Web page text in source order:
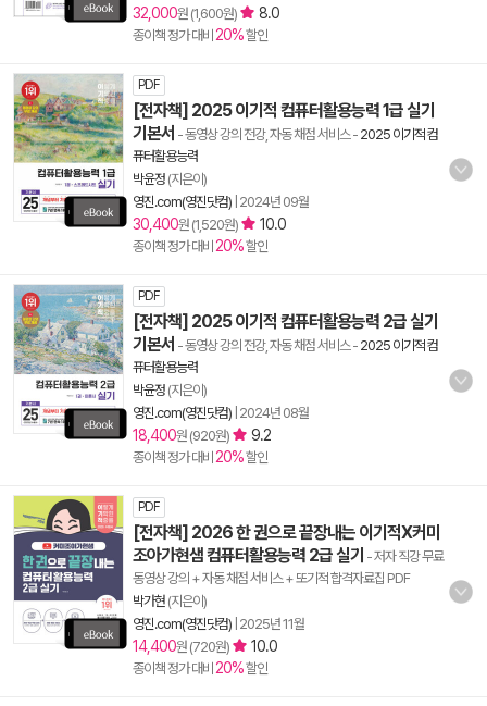
32,000원 (1,600원) 8.0
종이책 정가 대비 20%할인
PDF
[전자책] 2025 이기적 컴퓨터활용능력 1급 실기
기본서 - 동영상 강의 전강, 자동 채점 서비스- 2025 이기적 컴
퓨터활용능력
박윤정 (지은이)
영진.com(영진닷컴) 2024년 09월
30,400원 (1,520원) 10.0
종이책 정가 대비 20%할인
PDF
[전자책] 2025 이기적 컴퓨터활용능력 2급 실기
기본서 - 동영상 강의 전강, 자동 채점 서비스- 2025 이기적 컴
퓨터활용능력
박윤정 (지은이)
영진.com(영진닷컴) 2024년 08월
18,400원 (920원) 9.2
종이책 정가 대비 20%할인
PDF
[전자책] 2026 한 권으로 끝장내는 이기적X커미
조아가현샘 컴퓨터활용능력 2급 실기 - 저자 직강 무료
동영상 강의 + 자동 채점 서비스 + 또기적 합격자료집 PDF
박가현 (지은이)
영진.com(영진닷컴) 2025년 11월
14,400원 (720원) 10.0
종이책 정가 대비 20%할인